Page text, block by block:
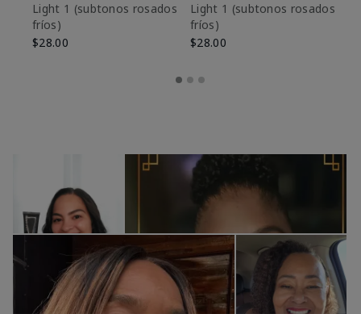
Light 1​ (subtonos rosados
fríos)
$28.00
Light 1​ (subtonos rosados
fríos)
$28.00